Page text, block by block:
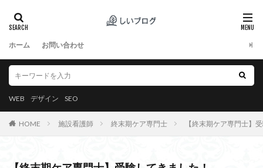
ホーム お問い合わせ
WEB デザイン SEO
HOME 施設看護師 終末期ケア専門士 【終末期ケア専門士】